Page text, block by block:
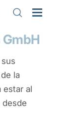
la
estar al
desde